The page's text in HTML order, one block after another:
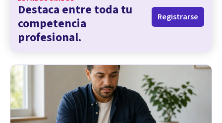
Destaca entre toda tu
competencia
profesional.
Registrarse